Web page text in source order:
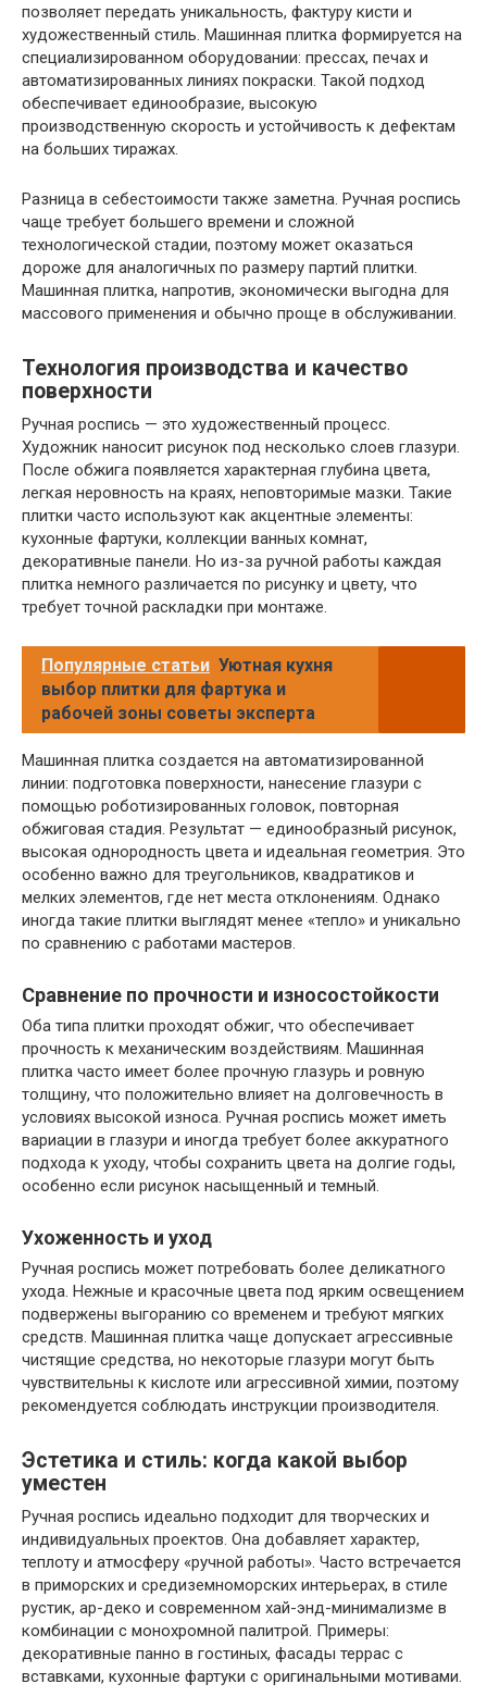
позволяет передать уникальность, фактуру кисти и
художественный стиль. Машинная плитка формируется на
специализированном оборудовании: прессах, печах и
автоматизированных линиях покраски. Такой подход
обеспечивает единообразие, высокую
производственную скорость и устойчивость к дефектам
на больших тиражах.
Разница в себестоимости также заметна. Ручная роспись
чаще требует большего времени и сложной
технологической стадии, поэтому может оказаться
дороже для аналогичных по размеру партий плитки.
Машинная плитка, напротив, экономически выгодна для
массового применения и обычно проще в обслуживании.
Технология производства и качество
поверхности
Ручная роспись — это художественный процесс.
Художник наносит рисунок под несколько слоев глазури.
После обжига появляется характерная глубина цвета,
легкая неровность на краях, неповторимые мазки. Такие
плитки часто используют как акцентные элементы:
кухонные фартуки, коллекции ванных комнат,
декоративные панели. Но из-за ручной работы каждая
плитка немного различается по рисунку и цвету, что
требует точной раскладки при монтаже.
Популярные статьи Уютная кухня
выбор плитки для фартука и
рабочей зоны советы эксперта
Машинная плитка создается на автоматизированной
линии: подготовка поверхности, нанесение глазури с
помощью роботизированных головок, повторная
обжиговая стадия. Результат — единообразный рисунок,
высокая однородность цвета и идеальная геометрия. Это
особенно важно для треугольников, квадратиков и
мелких элементов, где нет места отклонениям. Однако
иногда такие плитки выглядят менее «тепло» и уникально
по сравнению с работами мастеров.
Сравнение по прочности и износостойкости
Оба типа плитки проходят обжиг, что обеспечивает
прочность к механическим воздействиям. Машинная
плитка часто имеет более прочную глазурь и ровную
толщину, что положительно влияет на долговечность в
условиях высокой износа. Ручная роспись может иметь
вариации в глазури и иногда требует более аккуратного
подхода к уходу, чтобы сохранить цвета на долгие годы,
особенно если рисунок насыщенный и темный.
Ухоженность и уход
Ручная роспись может потребовать более деликатного
ухода. Нежные и красочные цвета под ярким освещением
подвержены выгоранию со временем и требуют мягких
средств. Машинная плитка чаще допускает агрессивные
чистящие средства, но некоторые глазури могут быть
чувствительны к кислоте или агрессивной химии, поэтому
рекомендуется соблюдать инструкции производителя.
Эстетика и стиль: когда какой выбор
уместен
Ручная роспись идеально подходит для творческих и
индивидуальных проектов. Она добавляет характер,
теплоту и атмосферу «ручной работы». Часто встречается
в приморских и средиземноморских интерьерах, в стиле
рустик, ар-деко и современном хай-энд-минимализме в
комбинации с монохромной палитрой. Примеры:
декоративные панно в гостиных, фасады террас с
вставками, кухонные фартуки с оригинальными мотивами.